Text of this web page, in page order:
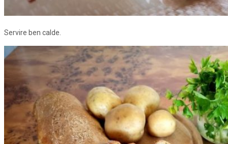
Servire ben calde.